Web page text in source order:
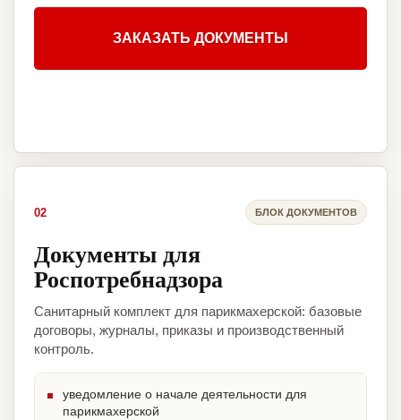
ЗАКАЗАТЬ ДОКУМЕНТЫ
02 БЛОК ДОКУМЕНТОВ
Документы для
Роспотребнадзора
Санитарный комплект для парикмахерской: базовые
договоры, журналы, приказы и производственный
контроль.
уведомление о начале деятельности для
парикмахерской